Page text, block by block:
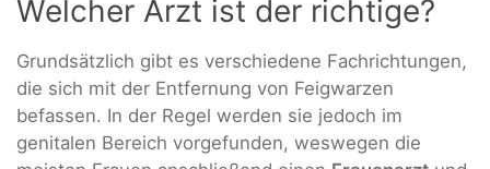
Welcher Arzt ist der richtige?
Grundsätzlich gibt es verschiedene Fachrichtungen,
die sich mit der Entfernung von Feigwarzen
befassen. In der Regel werden sie jedoch im
genitalen Bereich vorgefunden, weswegen die